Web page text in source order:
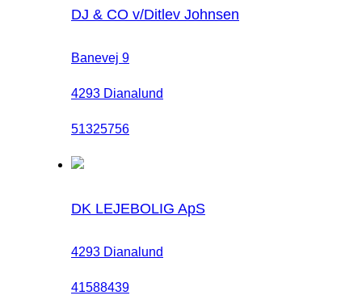
DJ & CO v/Ditlev Johnsen
Banevej 9
4293 Dianalund
51325756
DK LEJEBOLIG ApS
4293 Dianalund
41588439